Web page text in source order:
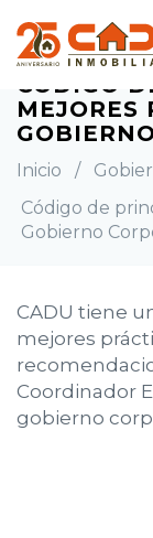
CÓDIGO
MEJORES
Inicio /
Código de
Gobierno
CADU tiene
mejores
Coordinador
gobierno